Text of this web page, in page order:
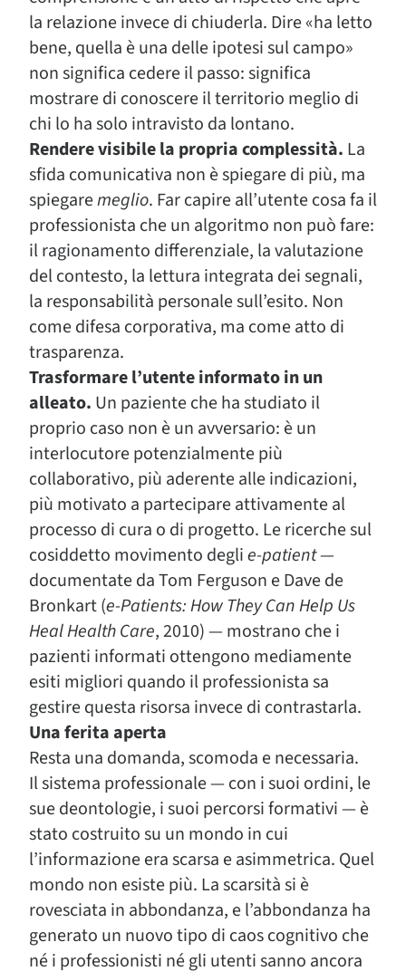
la relazione invece di chiuderla. Dire «ha letto
bene, quella è una delle ipotesi sul campo»
non significa cedere il passo: significa
mostrare di conoscere il territorio meglio di
chi lo ha solo intravisto da lontano.
Rendere visibile la propria complessità. La
sfida comunicativa non è spiegare di più, ma
spiegaremeglio. Far capire all’utente cosa fa il
professionista che un algoritmo non può fare:
il ragionamento differenziale, la valutazione
del contesto, la lettura integrata dei segnali,
la responsabilità personale sull’esito. Non
come difesa corporativa, ma come atto di
trasparenza.
Trasformare l’utente informato in un
alleato. Un paziente che ha studiato il
proprio caso non è un avversario: è un
interlocutore potenzialmente più
collaborativo, più aderente alle indicazioni,
più motivato a partecipare attivamente al
processo di cura o di progetto. Le ricerche sul
cosiddetto movimento deglie-patient—
documentate da Tom Ferguson e Dave de
Bronkart (e-Patients: How They Can Help Us
Heal Health Care, 2010) — mostrano che i
pazienti informati ottengono mediamente
esiti migliori quando il professionista sa
gestire questa risorsa invece di contrastarla.
Una ferita aperta
Resta una domanda, scomoda e necessaria.
Il sistema professionale — con i suoi ordini, le
sue deontologie, i suoi percorsi formativi — è
stato costruito su un mondo in cui
l’informazione era scarsa e asimmetrica. Quel
mondo non esiste più. La scarsità si è
rovesciata in abbondanza, e l’abbondanza ha
generato un nuovo tipo di caos cognitivo che
né i professionisti né gli utenti sanno ancora